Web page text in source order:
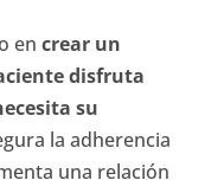
en crear un
disfruta
su
la adherencia
una relación